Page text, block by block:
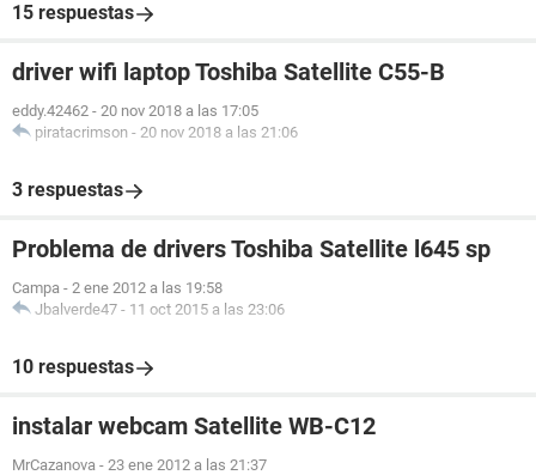
15 respuestas
driver wifi laptop Toshiba Satellite C55-B
eddy.42462 - 20 nov 2018 a las 17:05
piratacrimson - 20 nov 2018 a las 21:06
3 respuestas
Problema de drivers Toshiba Satellite l645 sp
Campa - 2 ene 2012 a las 19:58
Jbalverde47 - 11 oct 2015 a las 23:06
10 respuestas
instalar webcam Satellite WB-C12
MrCazanova - 23 ene 2012 a las 21:37